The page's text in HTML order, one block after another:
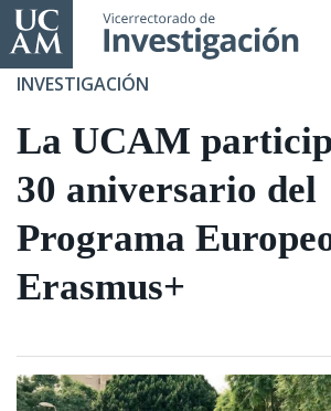
Pasar
al
contenido
INVESTIGACIÓN
La UCAM
30 aniversario del
Programa
Erasmus+